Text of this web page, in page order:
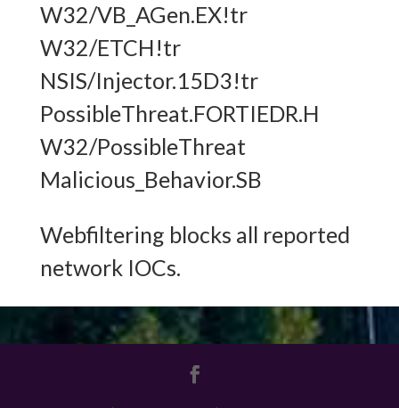
W32/VB_AGen.EX!tr
W32/ETCH!tr
NSIS/Injector.15D3!tr
PossibleThreat.FORTIEDR.H
W32/PossibleThreat
Malicious_Behavior.SB
Webfiltering blocks all reported
network IOCs.